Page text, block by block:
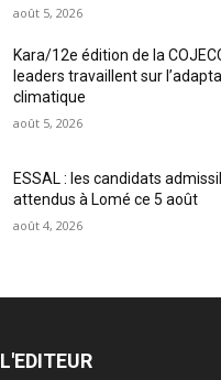
août 5, 2026
Kara/12e édition de la
leaders travaillent sur
climatique
août 5, 2026
ESSAL : les candidats
attendus à Lomé ce 5 août
août 4, 2026